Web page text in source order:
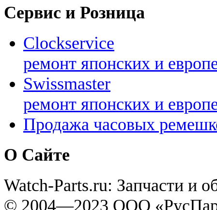
Сервис и Розница
Clockservice
ремонт японских и
Swissmaster
ремонт японских и
Продажа часовых
О Сайте
Watch-Parts.ru: Запчасти и
© 2004—2023 ООО